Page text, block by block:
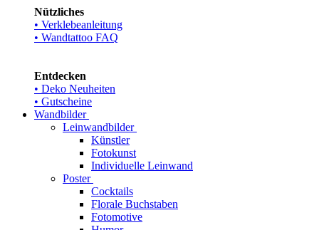
Nützliches
• Verklebeanleitung
• Wandtattoo FAQ
Entdecken
• Deko Neuheiten
• Gutscheine
Wandbilder
Leinwandbilder
Künstler
Fotokunst
Individuelle Leinwand
Poster
Cocktails
Florale Buchstaben
Fotomotive